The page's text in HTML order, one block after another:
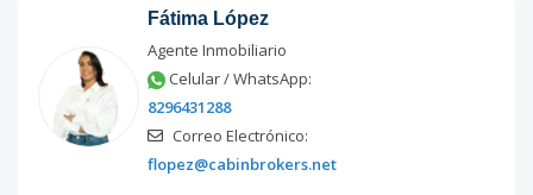
Fátima López
Agente Inmobiliario
Celular / WhatsApp:
8296431288
Correo Electrónico:
flopez@cabinbrokers.net